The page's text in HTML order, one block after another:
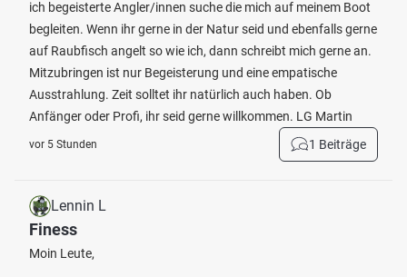
ich begeisterte Angler/innen suche die mich auf meinem Boot
begleiten. Wenn ihr gerne in der Natur seid und ebenfalls gerne
auf Raubfisch angelt so wie ich, dann schreibt mich gerne an.
Mitzubringen ist nur Begeisterung und eine empatische
Ausstrahlung. Zeit solltet ihr natürlich auch haben. Ob
Anfänger oder Profi, ihr seid gerne willkommen. LG Martin
vor 5 Stunden 1 Beiträge
Lennin L
Finess
Moin Leute,